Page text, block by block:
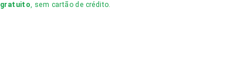
gratuito, sem cartão de crédito.